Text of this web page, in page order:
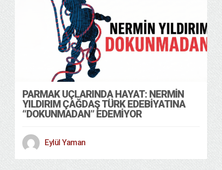
PARMAK UÇLARINDA HAYAT: NERMIN
YILDIRIM ÇAĞDAŞ TÜRK EDEBIYATINA
“DOKUNMADAN” EDEMIYOR
Eylül Yaman